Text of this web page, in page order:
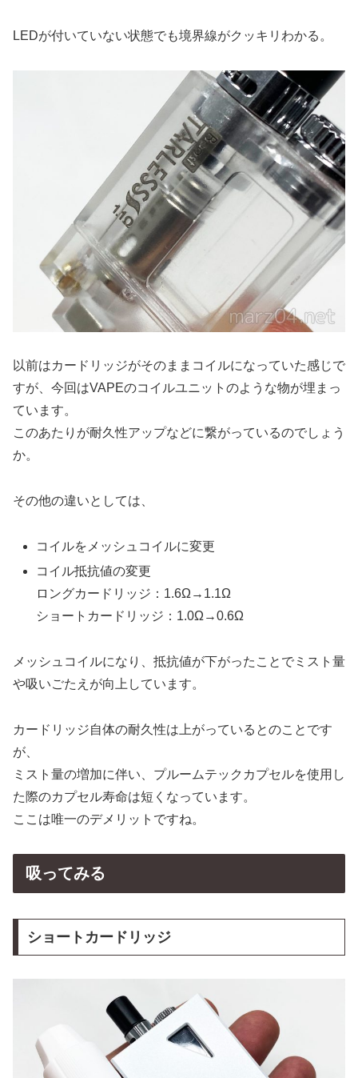
LEDが付いていない状態でも境界線がクッキリわかる。
以前はカードリッジがそのままコイルになっていた感じで
すが、今回はVAPEのコイルユニットのような物が埋まっ
ています。
このあたりが耐久性アップなどに繋がっているのでしょう
か。
その他の違いとしては、
コイルをメッシュコイルに変更
コイル抵抗値の変更
ロングカードリッジ：1.6Ω→1.1Ω
ショートカードリッジ：1.0Ω→0.6Ω
メッシュコイルになり、抵抗値が下がったことでミスト量
や吸いごたえが向上しています。
カードリッジ自体の耐久性は上がっているとのことです
が、
ミスト量の増加に伴い、プルームテックカプセルを使用し
た際のカプセル寿命は短くなっています。
ここは唯一のデメリットですね。
吸ってみる
ショートカードリッジ